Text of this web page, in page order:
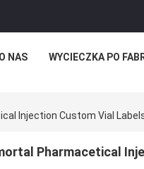
O NAS WYCIECZKA PO
Injection Custom Vial
Pharmacetical